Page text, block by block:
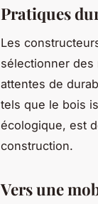
Pratiques
Les
sélectionner des
attentes de
tels que le bois
écologique, est
construction.
Vers une